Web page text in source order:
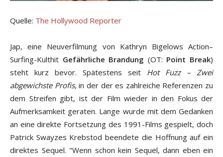
Quelle: The Hollywood Reporter
Jap, eine Neuverfilmung von Kathryn Bigelows Action–
Surfing-Kulthit Gefährliche Brandung (OT: Point Break)
steht kurz bevor. Spätestens seit Hot Fuzz – Zwei
abgewichste Profis, in der der es zahlreiche Referenzen zu
dem Streifen gibt, ist der Film wieder in den Fokus der
Aufmerksamkeit geraten. Lange wurde mit dem Gedanken
an eine direkte Fortsetzung des 1991-Films gespielt, doch
Patrick Swayzes Krebstod beendete die Hoffnung auf ein
direktes Sequel. "Wenn schon kein Sequel, dann eben ein